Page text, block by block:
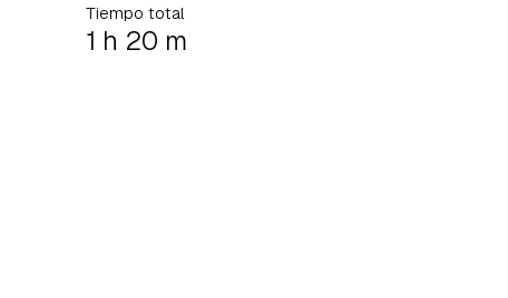
Tiempo total
1 h 20 m